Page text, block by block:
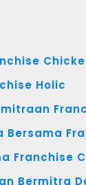
Holic
Franchise
Bermitra